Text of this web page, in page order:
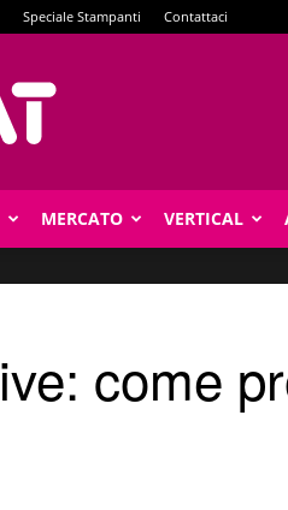
Speciale Stampanti Contattaci
MERCATO VERTICAL
come